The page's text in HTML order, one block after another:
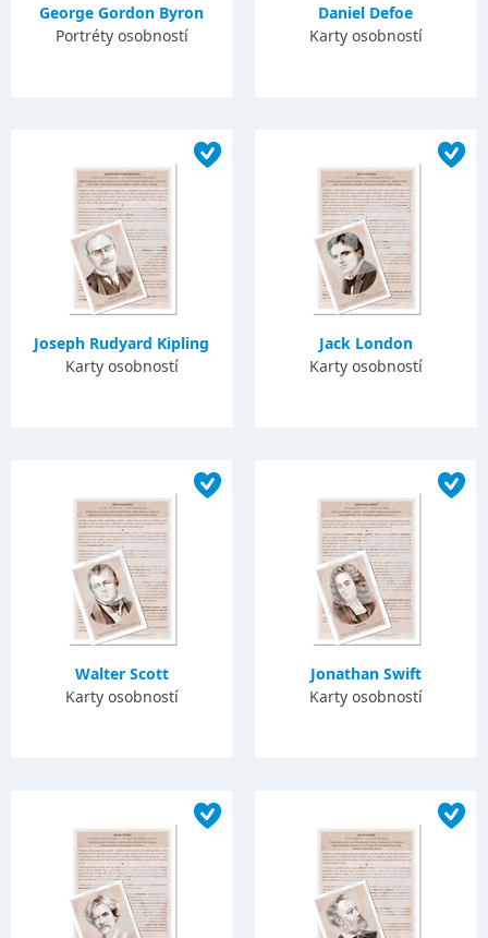
George Gordon Byron
Portréty osobností
Daniel Defoe
Karty osobností
Joseph Rudyard Kipling
Karty osobností
Jack London
Karty osobností
Walter Scott
Karty osobností
Jonathan Swift
Karty osobností